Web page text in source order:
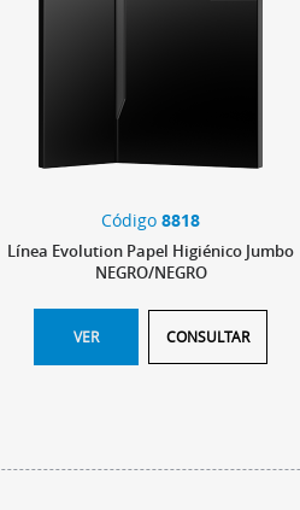
Código 8818
Línea Evolution Papel Higiénico Jumbo
NEGRO/NEGRO
VER CONSULTAR